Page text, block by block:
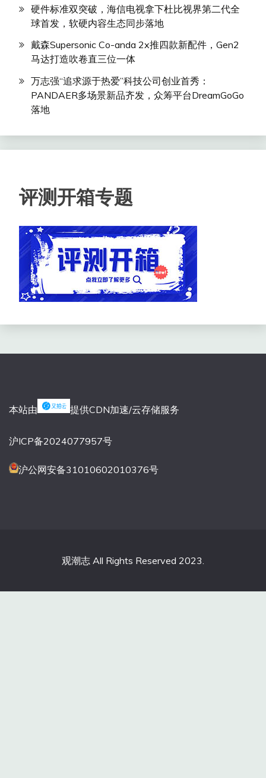
硬件标准双突破，海信电视拿下杜比视界第二代全
球首发，软硬内容生态同步落地
戴森Supersonic Co-anda 2x推四款新配件，Gen2
马达打造吹卷直三位一体
万志强“追求源于热爱”科技公司创业首秀：
PANDAER多场景新品齐发，众筹平台DreamGoGo
落地
评测开箱专题
本站由 提供CDN加速/云存储服务
沪ICP备2024077957号
沪公网安备31010602010376号
观潮志 All Rights Reserved 2023.